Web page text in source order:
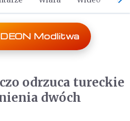
Modlitwa
odrzuca tureckie
dwóch